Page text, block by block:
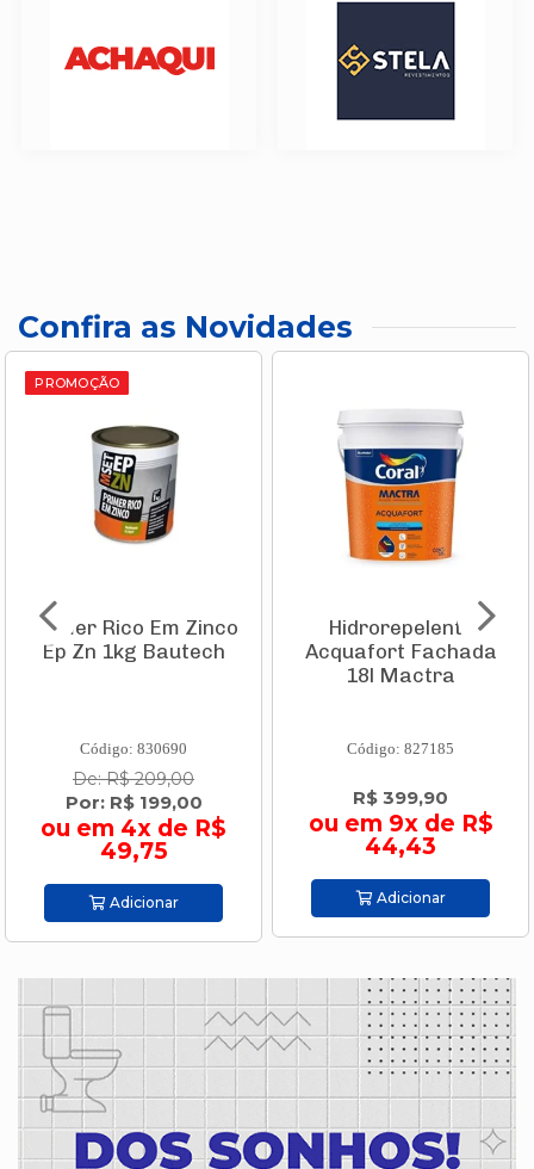
Confira as Novidades
PROMOÇÃO
Primer Rico Em Zinco
Ep Zn 1kg Bautech
Código: 830690
De: R$ 209,00
Por: R$ 199,00
ou em 4x de R$
49,75
Adicionar
Hidrorepelente
Acquafort Fachada
18l Mactra
Código: 827185
R$ 399,90
ou em 9x de R$
44,43
Adicionar